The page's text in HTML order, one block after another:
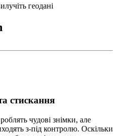
геодані
стискання
чудові знімки, але
з-під контролю. Оскільки